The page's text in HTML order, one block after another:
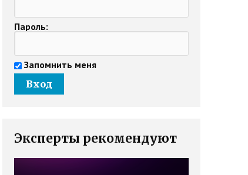
Пароль:
Запомнить меня
Эксперты рекомендуют